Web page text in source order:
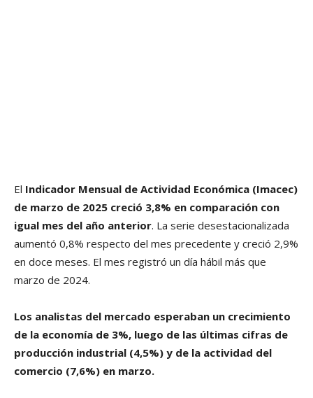
El Indicador Mensual de Actividad Económica (Imacec)
de marzo de 2025 creció 3,8% en comparación con
igual mes del año anterior. La serie desestacionalizada
aumentó 0,8% respecto del mes precedente y creció 2,9%
en doce meses. El mes registró un día hábil más que
marzo de 2024.
Los analistas del mercado esperaban un crecimiento
de la economía de 3%, luego de las últimas cifras de
producción industrial (4,5%) y de la actividad del
comercio (7,6%) en marzo.